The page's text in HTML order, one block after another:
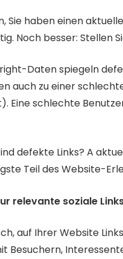
Sie haben einen
Noch besser: Stellen
Daten spiegeln
auch zu einer
Eine schlechte
defekte Links? A
Teil des Website-
relevante soziale
auf Ihrer Website
Besuchern,